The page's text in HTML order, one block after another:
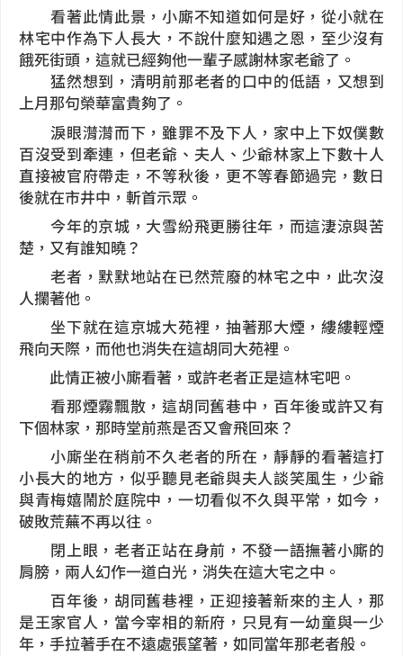
看著此情此景，小廝不知道如何是好，從小就在
林宅中作為下人長大，不說什麼知遇之恩，至少沒有
餓死街頭，這就已經夠他一輩子感謝林家老爺了。
猛然想到，清明前那老者的口中的低語，又想到
上月那句榮華富貴夠了。
淚眼潸潸而下，雖罪不及下人，家中上下奴僕數
百沒受到牽連，但老爺、夫人、少爺林家上下數十人
直接被官府帶走，不等秋後，更不等春節過完，數日
後就在市井中，斬首示眾。
今年的京城，大雪紛飛更勝往年，而這淒涼與苦
楚，又有誰知曉？
老者，默默地站在已然荒廢的林宅之中，此次沒
人攔著他。
坐下就在這京城大苑裡，抽著那大煙，縷縷輕煙
飛向天際，而他也消失在這胡同大苑裡。
此情正被小廝看著，或許老者正是這林宅吧。
看那煙霧飄散，這胡同舊巷中，百年後或許又有
下個林家，那時堂前燕是否又會飛回來？
小廝坐在稍前不久老者的所在，靜靜的看著這打
小長大的地方，似乎聽見老爺與夫人談笑風生，少爺
與青梅嬉鬧於庭院中，一切看似不久與平常，如今，
破敗荒蕪不再以往。
閉上眼，老者正站在身前，不發一語撫著小廝的
肩膀，兩人幻作一道白光，消失在這大宅之中。
百年後，胡同舊巷裡，正迎接著新來的主人，那
是王家官人，當今宰相的新府，只見有一幼童與一少
年，手拉著手在不遠處張望著，如同當年那老者般。